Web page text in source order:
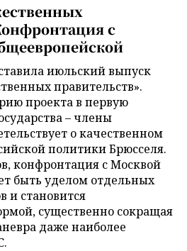
с
июльский выпуск
правительств».
проекта в первую
– члены
о качественном
политики Брюсселя.
конфронтация с Москвой
быть уделом отдельных
и становится
существенно сокращая
даже наиболее